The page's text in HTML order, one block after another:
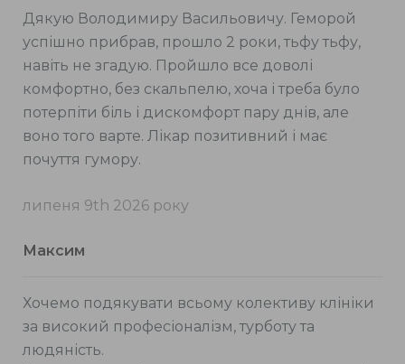
Дякую Володимиру Васильовичу. Геморой
успішно прибрав, прошло 2 роки, тьфу тьфу,
навіть не згадую. Пройшло все доволі
комфортно, без скальпелю, хоча і треба було
потерпіти біль і дискомфорт пару днів, але
воно того варте. Лікар позитивний і має
почуття гумору.
липеня 9th 2026 року
Максим
Хочемо подякувати всьому колективу клініки
за високий професіоналізм, турботу та
людяність.